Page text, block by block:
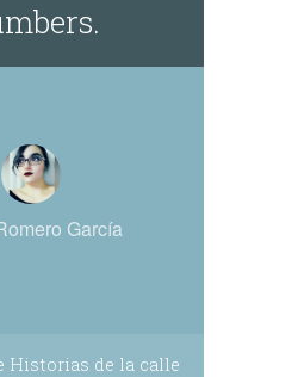
García
Historias de la calle